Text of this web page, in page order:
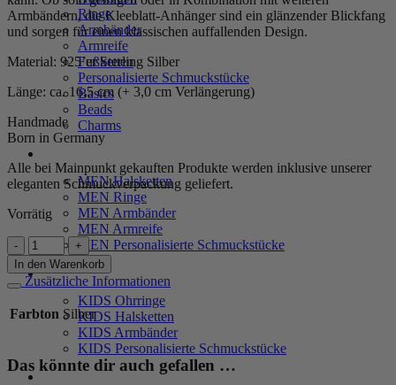
Ringe
Armbänder
Armreife
Fußketten
Personalisierte Schmuckstücke
Basics
Beads
Charms
MEN Halsketten
MEN Ringe
MEN Armbänder
MEN Armreife
MEN Personalisierte Schmuckstücke
KIDS
KIDS Ohrringe
KIDS Halsketten
KIDS Armbänder
KIDS Personalisierte Schmuckstücke
PRODUKTPFLEGE
Armbändern, die Kleeblatt-Anhänger sind ein glänzender Blickfang
und sorgen für einen klassischen auffallenden Design.
Material: 925’er Sterling Silber
Länge: ca. 16,5 cm (+ 3,0 cm Verlängerung)
Handmade
Born in Germany
Alle bei Mainpunkt gekauften Produkte werden inklusive unserer
eleganten Schmuckverpackung geliefert.
Vorrätig
Armband
„Brasiliana“
mit
3er-
Blumenmotiv
aus
Sterling
Silber
In den Warenkorb
Zusätzliche Informationen
Farbton Silber
Das könnte dir auch gefallen …